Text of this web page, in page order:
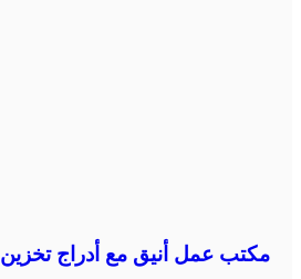
مكتب عمل أنيق مع أدراج تخزين